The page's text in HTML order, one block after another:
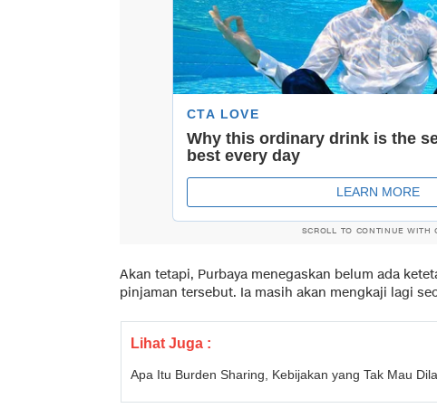
SCROLL TO CONTINUE WITH
Akan tetapi, Purbaya menegaskan belum ada
pinjaman tersebut. Ia masih akan mengkaji lagi
Lihat Juga :
Apa Itu Burden Sharing, Kebijakan yang Tak Mau